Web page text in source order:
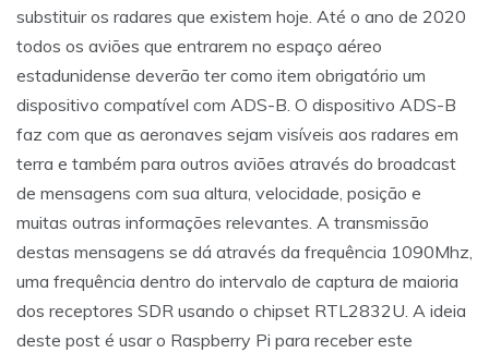
substituir os radares que existem hoje. Até o ano de 2020
todos os aviões que entrarem no espaço aéreo
estadunidense deverão ter como item obrigatório um
dispositivo compatível com ADS-B. O dispositivo ADS-B
faz com que as aeronaves sejam visíveis aos radares em
terra e também para outros aviões através do broadcast
de mensagens com sua altura, velocidade, posição e
muitas outras informações relevantes. A transmissão
destas mensagens se dá através da frequência 1090Mhz,
uma frequência dentro do intervalo de captura de maioria
dos receptores SDR usando o chipset RTL2832U. A ideia
deste post é usar o Raspberry Pi para receber este